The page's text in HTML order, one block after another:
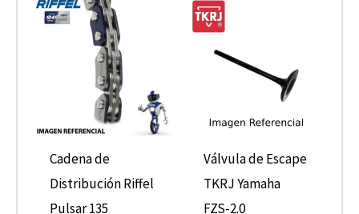
Cadena de
Distribución Riffel
Pulsar 135
Válvula de Escape
TKRJ Yamaha
FZS-2.0